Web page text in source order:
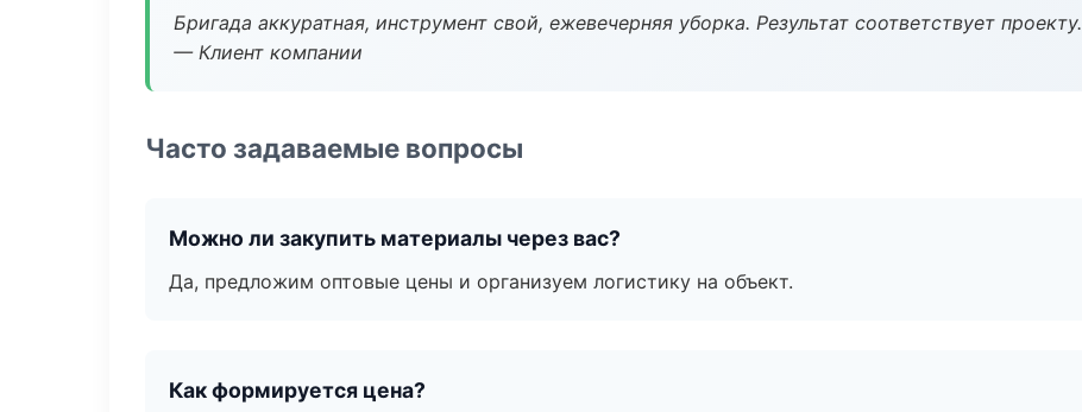
Бригада аккуратная, инструмент свой, ежевечерняя уборка. Результат соответствует проекту.
— Клиент компании
Часто задаваемые вопросы
Можно ли закупить материалы через вас?
Да, предложим оптовые цены и организуем логистику на объект.
Как формируется цена?